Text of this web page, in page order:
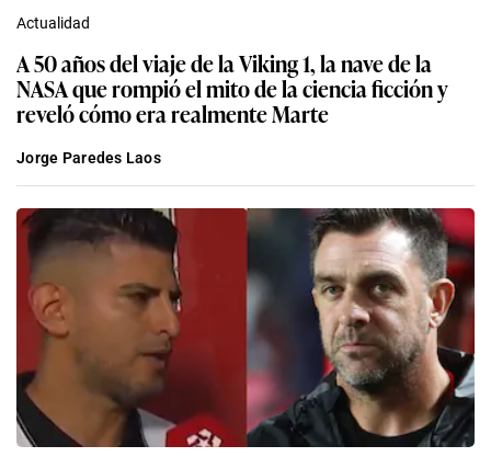
Actualidad
A 50 años del viaje de la Viking 1, la nave de la
NASA que rompió el mito de la ciencia ficción y
reveló cómo era realmente Marte
Jorge Paredes Laos